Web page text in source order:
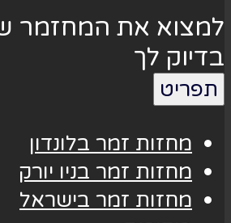
למצוא את המחזמר
בדיוק לך
תפריט
מחזות זמר בלונדון
מחזות זמר בניו יורק
מחזות זמר בישראל